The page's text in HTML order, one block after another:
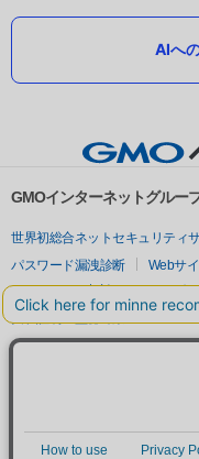
AIへ
GMOインターネットグルー
世界初総合ネットセキュリティ
パスワード漏洩診断
Webサ
セキュリティ相談AIチャットボ
実在証明・盗聴対策
サイバー攻撃対策（GMOサイバ